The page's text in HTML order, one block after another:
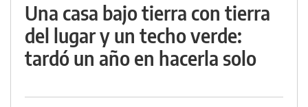
Una casa bajo tierra con tierra
del lugar y un techo verde:
tardó un año en hacerla solo